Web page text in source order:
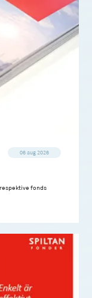
06 aug 2026
fonds